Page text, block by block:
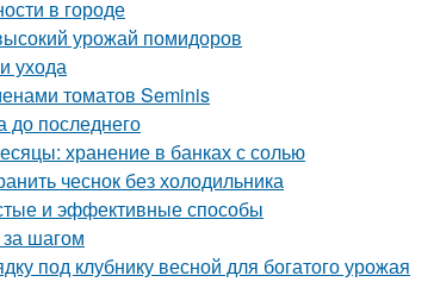
в городе
урожай помидоров
ухода
томатов Seminis
до последнего
хранение в банках с солью
чеснок без холодильника
и эффективные способы
шагом
под клубнику весной для богатого урожая